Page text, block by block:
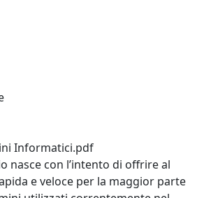
Informatici.pdf
nasce con l’intento di offrire al
e veloce per la maggior parte